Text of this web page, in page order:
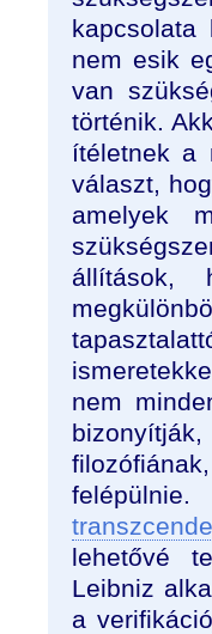
kapcsolata
nem esik
van
történik.
ítéletnek a
választ,
amelyek
állítások,
nem
lehetővé
Leibniz
a